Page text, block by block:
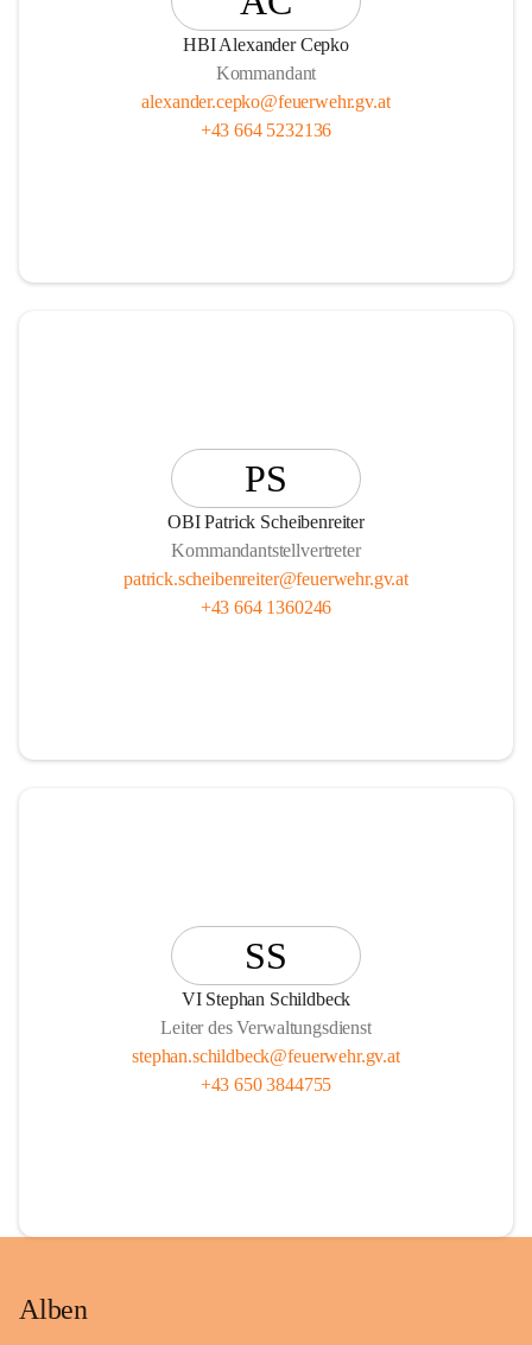
HBI Alexander Cepko
Kommandant
alexander.cepko@feuerwehr.gv.at
+43 664 5232136
PS
OBI Patrick Scheibenreiter
Kommandantstellvertreter
patrick.scheibenreiter@feuerwehr.gv.at
+43 664 1360246
SS
VI Stephan Schildbeck
Leiter des Verwaltungsdienst
stephan.schildbeck@feuerwehr.gv.at
+43 650 3844755
Alben